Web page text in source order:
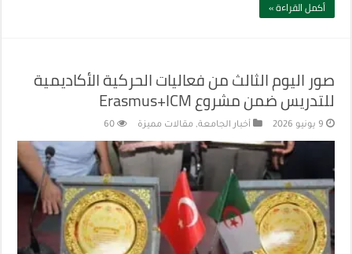
أكمل القراءة »
صور اليوم الثالث من فعاليات الحركية الأكاديمية
للتدريس ضمن مشروع Erasmus+ICM
9 يونيو 2026 أخبار الجامعة, مقالات مميزة 60